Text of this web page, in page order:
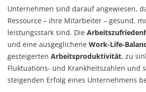
Unternehmen sind darauf angewiesen,
Ressource – ihre Mitarbeiter – gesund,
leistungsstark sind. Die
und eine ausgeglichene Work-Life-
gesteigerten Arbeitsproduktivität, zu
Fluktuations- und Krankheitszahlen und
steigenden Erfolg eines Unternehmens